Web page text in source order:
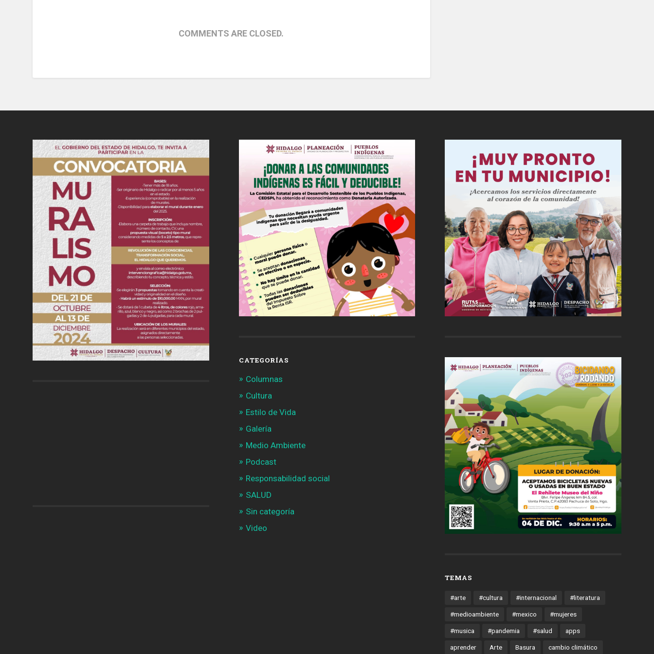
COMMENTS ARE CLOSED.
CATEGORÍAS
Columnas
Cultura
Estilo de Vida
Galería
Medio Ambiente
Podcast
Responsabilidad social
SALUD
Sin categoría
Video
TEMAS
#arte #cultura #internacional #literatura
#medioambiente #mexico #mujeres
#musica #pandemia #salud apps
aprender Arte Basura cambio climático